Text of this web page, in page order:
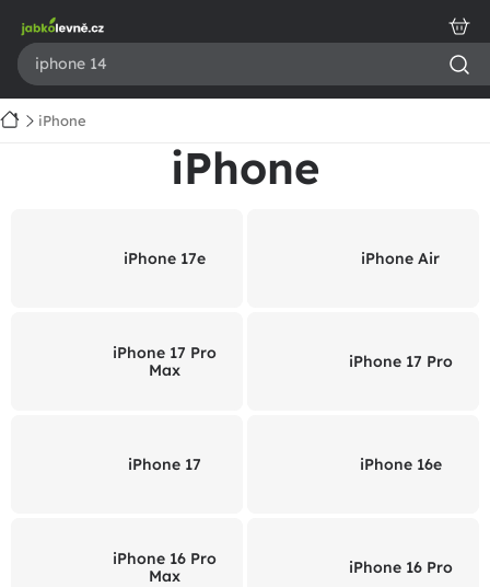
obsah
DomůiPhone
iPhone
iPhone 17e iPhone Air
iPhone 17 Pro
Max
iPhone 17 Pro
iPhone 17 iPhone 16e
iPhone 16 Pro
Max
iPhone 16 Pro